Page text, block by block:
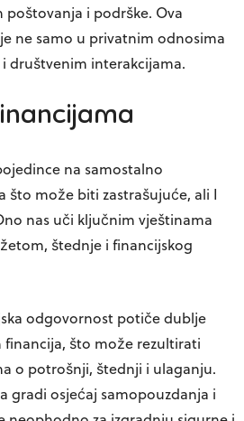
i podrške. Ova
ne samo u privatnim odnosima
društvenim interakcijama.
na samostalno
što može biti zastrašujuće, ali I
nas uči ključnim vještinama
štednje i financijskog
odgovornost potiče dublje
što može rezultirati
o potrošnji, štednji i ulaganju.
gradi osjećaj samopouzdanja i